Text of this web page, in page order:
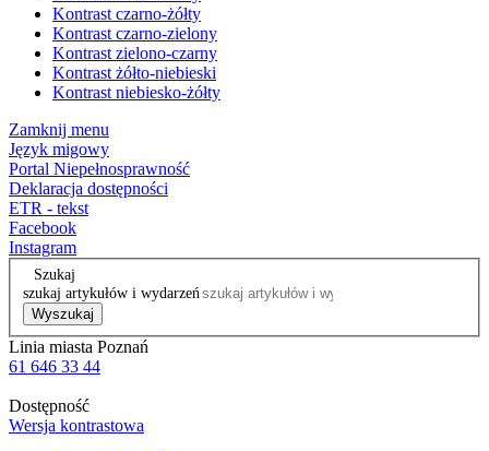
Kontrast czarno-żółty
Kontrast czarno-zielony
Kontrast zielono-czarny
Kontrast żółto-niebieski
Kontrast niebiesko-żółty
Zamknij menu
Język migowy
Portal Niepełnosprawność
Deklaracja dostępności
ETR - tekst
Facebook
Instagram
Szukaj
szukaj artykułów i wydarzeń
Wyszukaj
Linia miasta Poznań
61 646 33 44
Dostępność
Wersja kontrastowa